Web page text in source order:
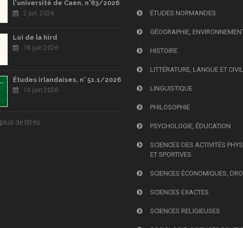
l'université de Caen, n°63/2026
2 juil. 2026
Loi de la hird
18 juin 2026
Études irlandaises, n° 51.1/2026
10 juin 2026
plus de titres
ÉTUDES NORMANDES
GÉOGRAPHIE,
HISTOIRE
LITTÉRATURE, LANGUE ET
LINGUISTIQUE
PHILOSOPHIE
PSYCHOLOGIE, ÉDUCATION
SCIENCES DES ACTIVITÉS
ET SPORTIVES
SCIENCES ÉCONOMIQUES,
SCIENCES EXACTES
SCIENCES RELIGIEUSES